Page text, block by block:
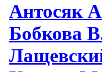
Антосяк
Бобкова